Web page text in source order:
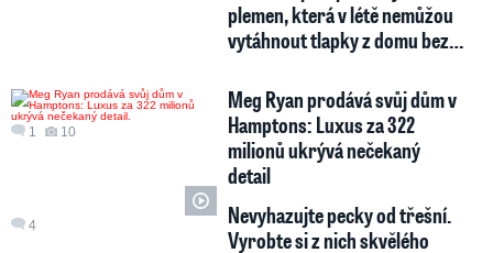
plemen, která v létě nemůžou
vytáhnout tlapky z domu bez…
1 10
Meg Ryan prodává svůj dům v
Hamptons: Luxus za 322
milionů ukrývá nečekaný
detail
4
Nevyhazujte pecky od třešní.
Vyrobte si z nich skvělého